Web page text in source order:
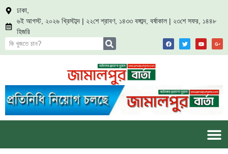
ঢাকা,
৬ই আগস্ট, ২০২৬ খ্রিস্টাব্দ | ২২শে শ্রাবণ, ১৪৩৩ বঙ্গাব্দ, বর্ষাকাল | ২৩শে সফর, ১৪৪৮
হিজরি